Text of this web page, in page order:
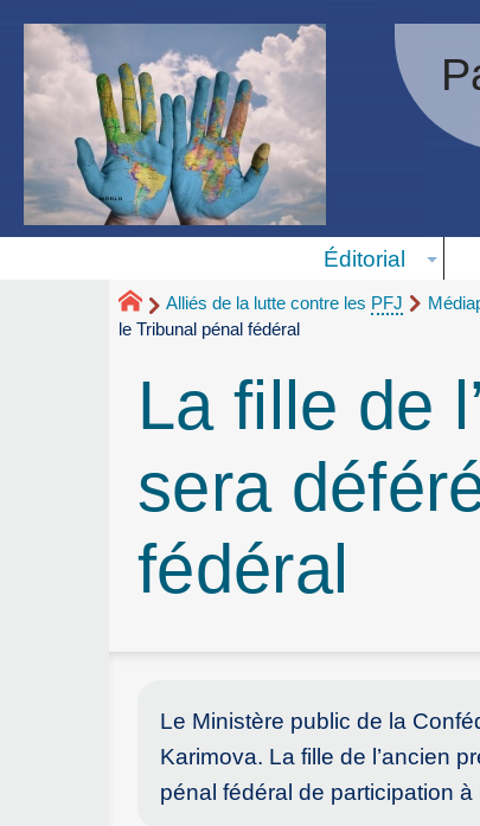
Éditorial
Alliés de la lutte contre les PFJ
le Tribunal pénal fédéral
La fille de
sera
fédéral
Le Ministère public de la
Karimova. La fille de l’ancien
pénal fédéral de participation